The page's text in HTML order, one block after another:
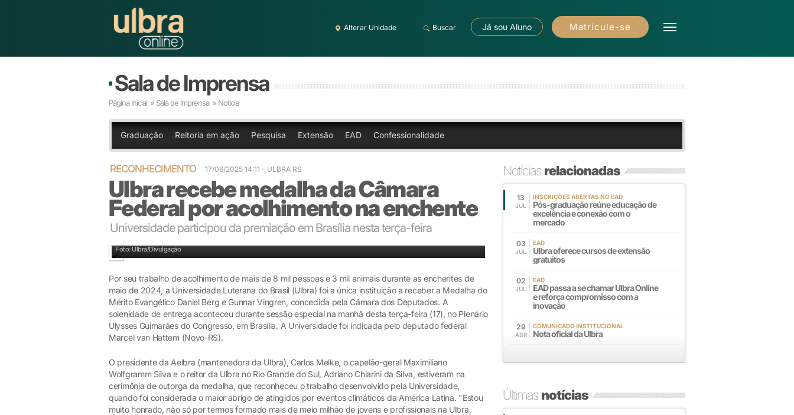
Alterar Unidade Buscar Já sou Aluno Matricule-se
Sala de Imprensa
Página Inicial » Sala de Imprensa » Notícia
Graduação Reitoria em ação Pesquisa Extensão EAD Confessionalidade
RECONHECIMENTO 17/06/2025 14:11 - ULBRA RS
Ulbra recebe medalha da Câmara
Federal por acolhimento na enchente
Universidade participou da premiação em Brasília nesta terça-feira
Foto: Ulbra/Divulgação
Por seu trabalho de acolhimento de mais de 8 mil pessoas e 3 mil animais durante as enchentes de
maio de 2024, a Universidade Luterana do Brasil (Ulbra) foi a única instituição a receber a Medalha do
Mérito Evangélico Daniel Berg e Gunnar Vingren, concedida pela Câmara dos Deputados. A
solenidade de entrega aconteceu durante sessão especial na manhã desta terça-feira (17), no Plenário
Ulysses Guimarães do Congresso, em Brasília. A Universidade foi indicada pelo deputado federal
Marcel van Hattem (Novo-RS).
O presidente da Aelbra (mantenedora da Ulbra), Carlos Melke, o capelão-geral Maximiliano
Wolfgramm Silva e o reitor da Ulbra no Rio Grande do Sul, Adriano Chiarini da Silva, estiveram na
cerimônia de outorga da medalha, que reconheceu o trabalho desenvolvido pela Universidade,
quando foi considerada o maior abrigo de atingidos por eventos climáticos da América Latina. "Estou
muito honrado, não só por termos formado mais de meio milhão de jovens e profissionais na Ulbra,
Notíciasrelacionadas
13
JUL
INSCRIÇÕES ABERTAS NO EAD
Pós-graduação reúne educação de
excelência e conexão com o
mercado
03
JUL
EAD
Ulbra oferece cursos de extensão
gratuitos
02
JUL
EAD
EAD passa a se chamar Ulbra Online
e reforça compromisso com a
inovação
29
ABR
COMUNICADO INSTITUCIONAL
Nota oficial da Ulbra
Últimasnotícias